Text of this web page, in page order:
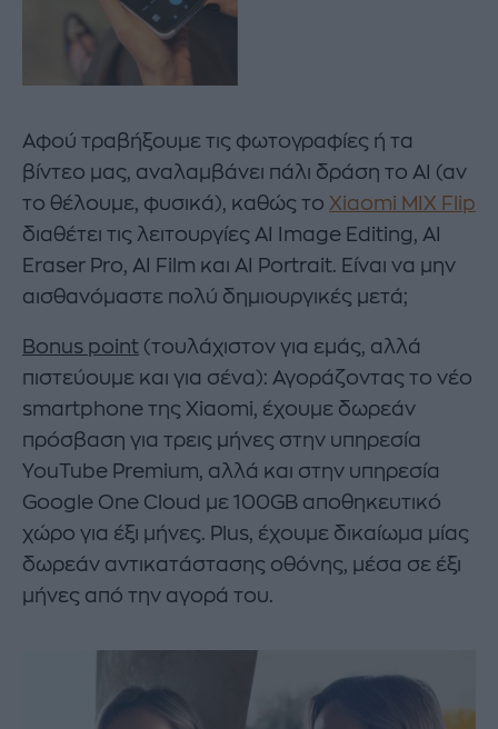
Αφού τραβήξουμε τις φωτογραφίες ή τα
βίντεο μας, αναλαμβάνει πάλι δράση το ΑΙ (αν
το θέλουμε, φυσικά), καθώς το Xiaomi MIX Flip
διαθέτει τις λειτουργίες AI Image Editing, ΑΙ
Eraser Pro, ΑΙ Film και AI Portrait. Είναι να μην
αισθανόμαστε πολύ δημιουργικές μετά;
Bonus point (τουλάχιστον για εμάς, αλλά
πιστεύουμε και για σένα): Αγοράζοντας το νέο
smartphone της Xiaomi, έχουμε δωρεάν
πρόσβαση για τρεις μήνες στην υπηρεσία
YouTube Premium, αλλά και στην υπηρεσία
Google One Cloud με 100GB αποθηκευτικό
χώρο για έξι μήνες. Plus, έχουμε δικαίωμα μίας
δωρεάν αντικατάστασης οθόνης, μέσα σε έξι
μήνες από την αγορά του.